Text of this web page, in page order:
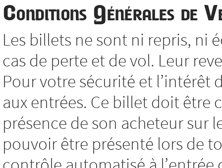
Conditions Générales de
Les billets ne sont ni repris, ni
cas de perte et de vol. Leur
Pour votre sécurité et l’intérêt
aux entrées. Ce billet doit être
présence de son acheteur sur
pouvoir être présenté lors de